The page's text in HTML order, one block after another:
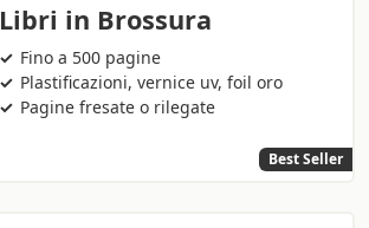
Libri in Brossura
Fino a 500 pagine
Plastificazioni, vernice uv, foil oro
Pagine fresate o rilegate
Best Seller